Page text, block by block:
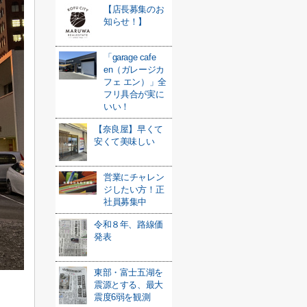
【店長募集のお
知らせ！】
「garage cafe
en（ガレージカ
フェ エン）」全
フリ具合が実に
いい！
【奈良屋】早くて
安くて美味しい
営業にチャレン
ジしたい方！正
社員募集中
令和８年、路線価
発表
東部・富士五湖を
震源とする、最大
震度6弱を観測